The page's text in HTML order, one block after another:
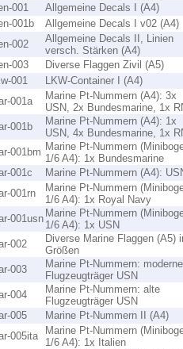
001 Allgemeine Decals I (A4)
001b Allgemeine Decals I v02 (A4)
002
Allgemeine Decals II, Linien
versch. Stärken (A4)
003 Diverse Flaggen Zivil (A5)
001 LKW-Container I (A4)
001a
Marine Pt-Nummern (A4): 3x
USN, 2x Bundesmarine, 1x
001b
Marine Pt-Nummern (A4): 1x
USN, 4x Bundesmarine, 1x
001bm Marine Pt-Nummern
1/6 A4): 1x Bundesmarine
001c Marine Pt-Nummern (A4):
001rn
Marine Pt-Nummern
1/6 A4): 1x Royal Navy
001usn Marine Pt-Nummern
1/6 A4): 1x USN
002
Diverse Marine Flaggen (A5)
Größen
003
Marine Pt-Nummern: moderne
Flugzeugträger USN
004
Marine Pt-Nummern: alte
Flugzeugträger USN
005 Marine Pt-Nummern II (A4)
005ita
Marine Pt-Nummern
1/6 A4): 1x Italien